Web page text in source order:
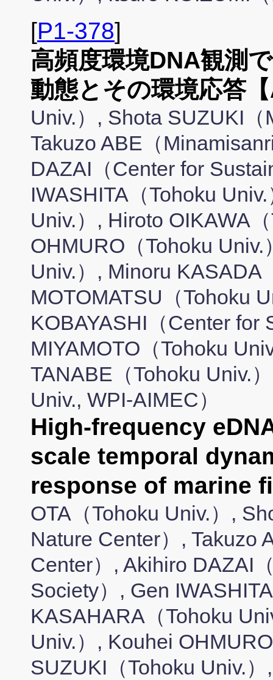
[P1-378]
高頻度環境DNA観測
動態とその環境応答
Univ.）, Shota SUZUKI
Takuzo ABE（
DAZAI（Center for
IWASHITA（Tohoku
Univ.）, Hiroto OIKAWA
OHMURO（Tohoku
Univ.）, Minoru KASADA
MOTOMATSU（Tohoku
KOBAYASHI（Center for
MIYAMOTO（Tohoku
TANABE（Tohoku Univ.
Univ., WPI-AIMEC）
High-frequency
scale temporal
response of marine
OTA（Tohoku Univ.）,
Nature Center）, Takuzo
Center）, Akihiro DAZAI
Society）, Gen
KASAHARA（Tohoku
Univ.）, Kouhei
SUZUKI（Tohoku Univ.